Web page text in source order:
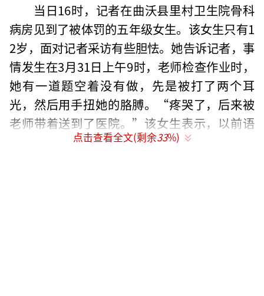
当日16时，记者在曲沃县里村卫生院骨科
病房见到了被体罚的五年级女生。该女生只有1
2岁，面对记者采访有些胆怯。她告诉记者，事
情发生在3月31日上午9时，老师检查作业时，
她有一道题空着没有做，先是被打了两个耳
光，然后用手扭她的胳膊。“疼哭了，后来被
老师带着送到了医院。”该女生表示，以前语
文老师就经常打他们，“用铁棍打”。随后，
点击查看全文(剩余33%)